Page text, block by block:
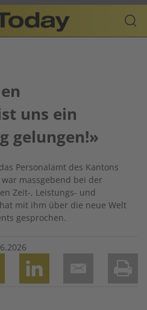
uns ein
gelungen!»
Personalamt des Kantons
massgebend bei der
Zeit-, Leistungs- und
hat mit ihm über die neue Welt
gesprochen.